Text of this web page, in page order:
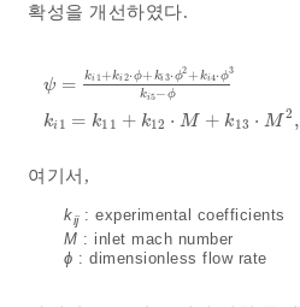
확성을 개선하였다.
ψ = ki 1+ki 2⋅ ϕ+ ki 3⋅ ϕ2 + ki4⋅ ϕ3
ki5− ϕ
ki 1 = k11 + k12 ⋅ M + k13 ⋅ M 2 ,
ψ ϕ+ki
여기서,
kij: experimental coefficients
M : inlet mach number
ϕ : dimensionless flow rate